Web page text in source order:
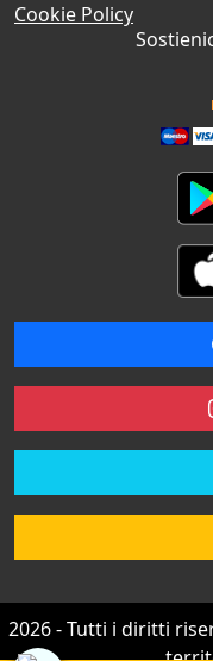
Cookie Policy
2026 - Tutti i diritti